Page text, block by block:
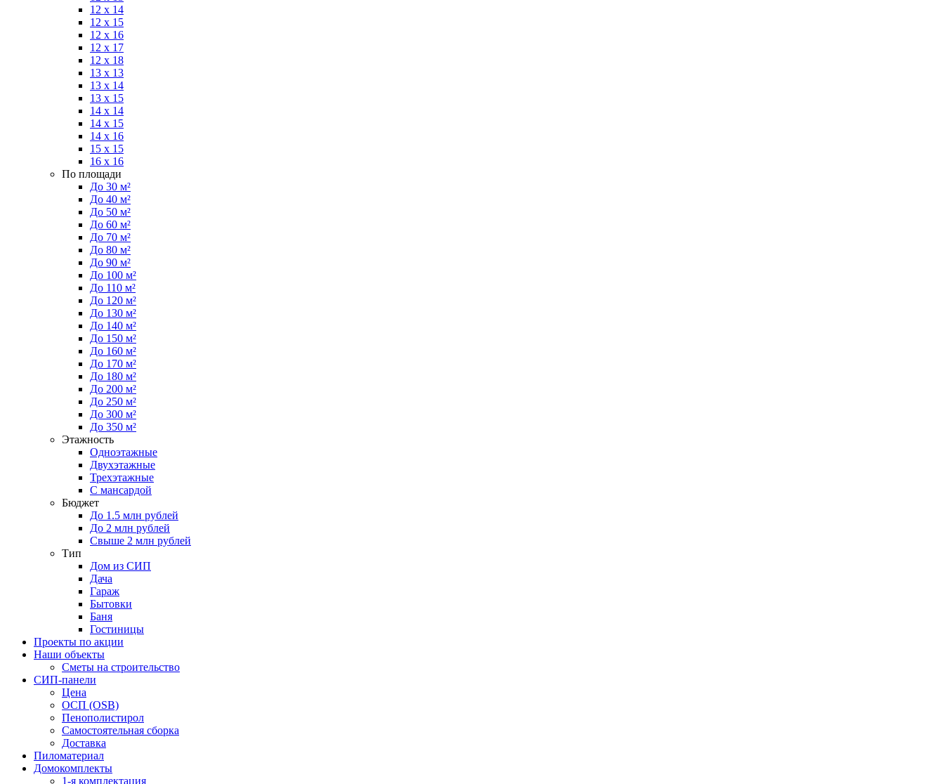
12 x 14
12 x 15
12 x 16
12 x 17
12 x 18
13 x 13
13 x 14
13 x 15
14 x 14
14 x 15
14 x 16
15 x 15
16 x 16
По площади
До 30 м²
До 40 м²
До 50 м²
До 60 м²
До 70 м²
До 80 м²
До 90 м²
До 100 м²
До 110 м²
До 120 м²
До 130 м²
До 140 м²
До 150 м²
До 160 м²
До 170 м²
До 180 м²
До 200 м²
До 250 м²
До 300 м²
До 350 м²
Этажность
Одноэтажные
Двухэтажные
Трехэтажные
С мансардой
Бюджет
До 1.5 млн рублей
До 2 млн рублей
Свыше 2 млн рублей
Тип
Дом из СИП
Дача
Гараж
Бытовки
Баня
Гостиницы
Проекты по акции
Наши объекты
Сметы на строительство
СИП-панели
Цена
ОСП (OSB)
Пенополистирол
Самостоятельная сборка
Доставка
Пиломатериал
Домокомплекты
1-я комплектация